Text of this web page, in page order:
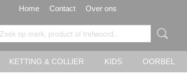
Home Contact Over ons
KETTING & COLLIER KIDS OORBEL